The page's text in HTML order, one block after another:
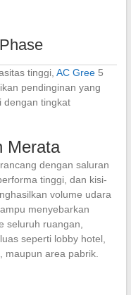
tinggi, AC Gree5
pendinginan yang
dengan tingkat
Merata
dengan saluran
tinggi, dan kisi-
volume udara
menyebarkan
seluruh ruangan,
seperti lobby hotel,
maupun area pabrik.